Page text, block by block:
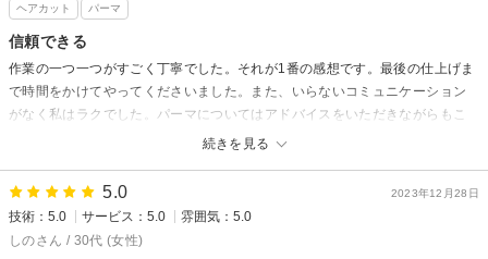
いつもありがとうございます！
嬉しいコメントも頂き感謝致します
これからも丁寧な仕事を心掛けてまいります
またのご予約お待ちしております。
ヘアカット パーマ
信頼できる
続きを見る
作業の一つ一つがすごく丁寧でした。それが1番の感想です。最後の仕上げま
で時間をかけてやってくださいました。また、いらないコミュニケーション
がなく私はラクでした。パーマについてはアドバイスをいただきながらもこ
ちらの意思を尊重してくださり、納得する形に仕上げることができました。
りがとうございました。
スペシャルズからの返信
2023年12月28日
5.0
技術：5.0 サービス：5.0
雰囲気：5.0
しのさん / 30代 (女性)